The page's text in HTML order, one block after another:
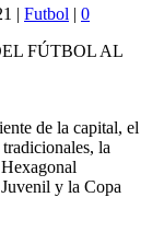
| Futbol | 0
de la capital, el
la
y la Copa